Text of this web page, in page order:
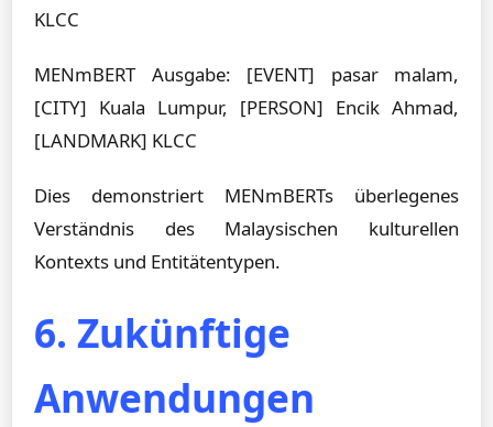
KLCC
MENmBERT Ausgabe: [EVENT] pasar malam,
[CITY] Kuala Lumpur, [PERSON] Encik Ahmad,
[LANDMARK] KLCC
Dies demonstriert MENmBERTs überlegenes
Verständnis des Malaysischen kulturellen
Kontexts und Entitätentypen.
6. Zukünftige
Anwendungen